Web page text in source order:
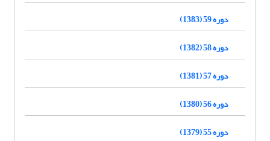
دوره 59 (1383)
دوره 58 (1382)
دوره 57 (1381)
دوره 56 (1380)
دوره 55 (1379)